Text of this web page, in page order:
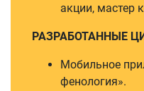
акции, мастер
РАЗРАБОТАННЫЕ
Мобильное
фенология».